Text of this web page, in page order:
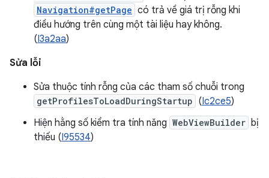
Navigation#getPage có trả về giá trị rỗng khi
điều hướng trên cùng một tài liệu hay không.
(I3a2aa)
Sửa lỗi
Sửa thuộc tính rỗng của các tham số chuỗi trong
getProfilesToLoadDuringStartup (Ic2ce5)
Hiện hằng số kiểm tra tính năng WebViewBuilder bị
thiếu (I95534)